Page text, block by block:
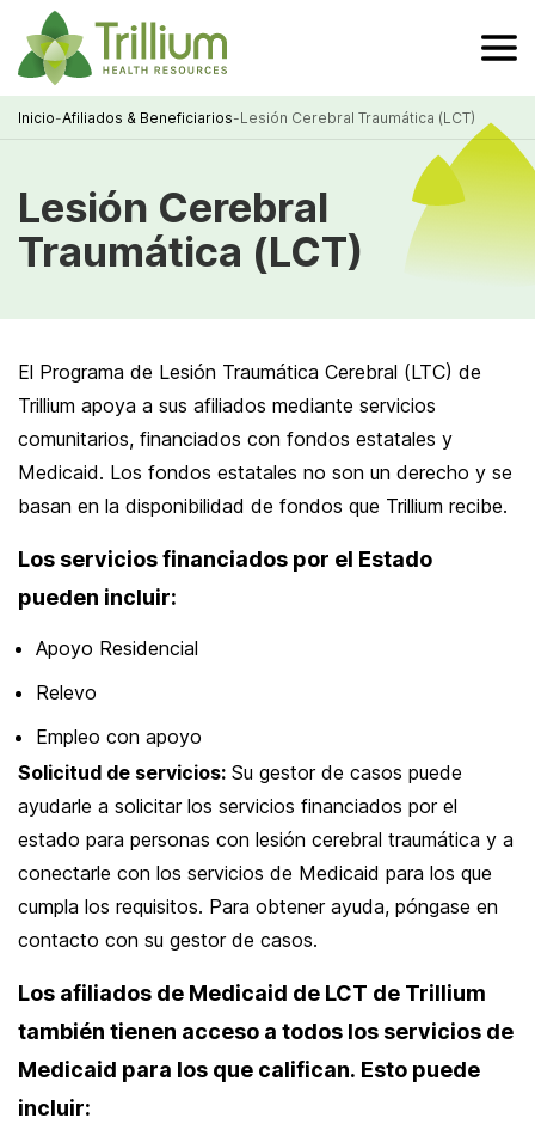
Skip
to
Main
Content
Inicio-Afiliados & Beneficiarios-Lesión Cerebral Traumática (LCT)
Lesión Cerebral
Traumática (LCT)
El Programa de Lesión Traumática Cerebral (LTC) de
Trillium apoya a sus afiliados mediante servicios
comunitarios, financiados con fondos estatales y
Medicaid. Los fondos estatales no son un derecho y se
basan en la disponibilidad de fondos que Trillium recibe.
Los servicios financiados por el Estado
pueden incluir:
Apoyo Residencial
Relevo
Empleo con apoyo
Solicitud de servicios: Su gestor de casos puede
ayudarle a solicitar los servicios financiados por el
estado para personas con lesión cerebral traumática y a
conectarle con los servicios de Medicaid para los que
cumpla los requisitos. Para obtener ayuda, póngase en
contacto con su gestor de casos.
Los afiliados de Medicaid de LCT de Trillium
también tienen acceso a todos los servicios de
Medicaid para los que califican. Esto puede
incluir: